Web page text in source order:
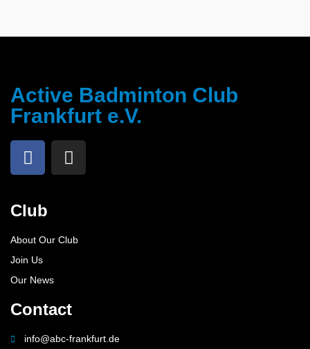
Active Badminton Club
Frankfurt e.V.
Club
About Our Club
Join Us
Our News
Contact
info@abc-frankfurt.de